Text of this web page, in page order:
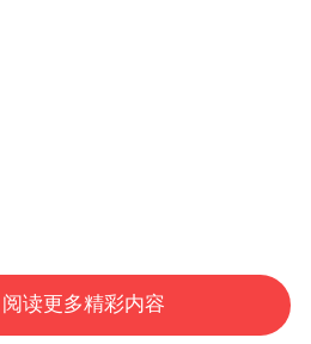
读更多精彩内容